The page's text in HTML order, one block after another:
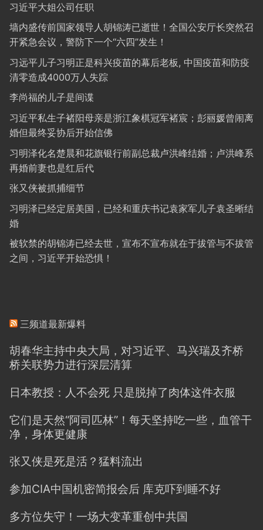
习近平大姐公司任职
墙内盛传前国家领导人胡锦涛已逝世！全国公安厅长突然召
开紧急会议，警防下一个“六四”发生！
习远平儿子习明正是科兴疫苗的幕后老板, 中国疫苗和防疫
清零造成4000万人失踪
李尚福的儿子是间谍
习近平私生子褚阳母亲是浙江象棋冠军褚宸；彭丽媛曾闹离
婚但最终妥协后开始信佛
习明泽化名楚晨和花旗银行前副总裁卢洪峰结婚；卢洪峰系
再婚前妻也是红后代
张又侠被抓捕细节
习明泽已经定居美国，已经和重庆书记袁家军儿子袁圣晰结
婚
被软禁的胡锦涛已经去世，宣布不宣布就在于拔管与不拔管
之间，习近平开始恐惧！
三频道最新爆料
胡春华主持中央大局，对习近平、马兴瑞及齐桥
桥关联势力进行深层清算
日本教授：人不会死 只是脱掉了肉体这件衣服
它们是天然“阿司匹林”！每天坚持吃一些，血管干
净，身体更健康
张又侠是死是活？猛料流出
参加CIA中国机密简报会后 库克吓到睡不好
多方位失守！一场大变革重创中共国